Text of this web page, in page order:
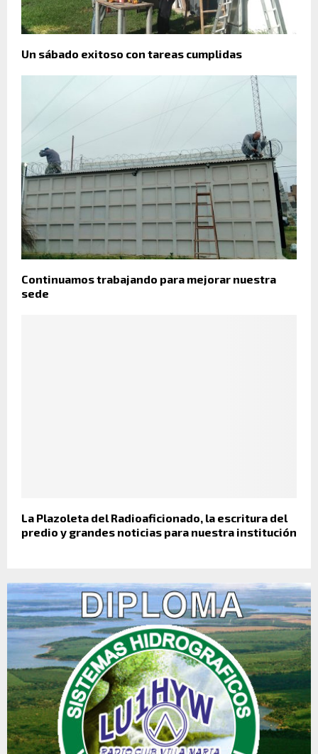
Un sábado exitoso con tareas cumplidas
Continuamos trabajando para mejorar nuestra
sede
La Plazoleta del Radioaficionado, la escritura del
predio y grandes noticias para nuestra institución